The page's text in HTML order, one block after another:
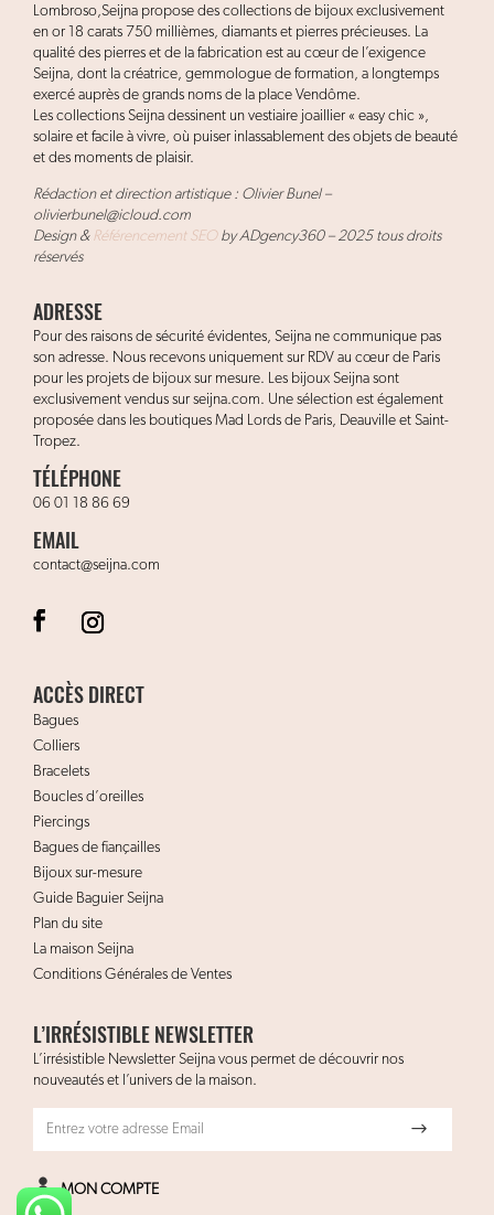
Lombroso,Seijna propose des collections de bijoux exclusivement
en or 18 carats 750 millièmes, diamants et pierres précieuses. La
qualité des pierres et de la fabrication est au cœur de l’exigence
Seijna, dont la créatrice, gemmologue de formation, a longtemps
exercé auprès de grands noms de la place Vendôme.
Les collections Seijna dessinent un vestiaire joaillier « easy chic »,
solaire et facile à vivre, où puiser inlassablement des objets de beauté
et des moments de plaisir.
Rédaction et direction artistique : Olivier Bunel –
olivierbunel@icloud.com
Design & Référencement SEOby ADgency360 – 2025 tous droits
réservés
ADRESSE
Pour des raisons de sécurité évidentes, Seijna ne communique pas
son adresse. Nous recevons uniquement sur RDV au cœur de Paris
pour les projets de bijoux sur mesure. Les bijoux Seijna sont
exclusivement vendus sur seijna.com. Une sélection est également
proposée dans les boutiques Mad Lords de Paris, Deauville et Saint-
Tropez.
TÉLÉPHONE
06 01 18 86 69
EMAIL
contact@seijna.com
ACCÈS DIRECT
Bagues
Colliers
Bracelets
Boucles d’oreilles
Piercings
Bagues de fiançailles
Bijoux sur-mesure
Guide Baguier Seijna
Plan du site
La maison Seijna
Conditions Générales de Ventes
L’IRRÉSISTIBLE NEWSLETTER
L’irrésistible Newsletter Seijna vous permet de découvrir nos
nouveautés et l’univers de la maison.
MON COMPTE